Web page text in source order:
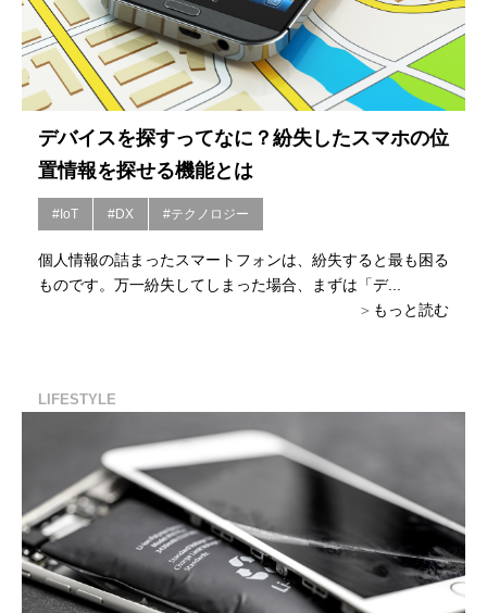
デバイスを探すってなに？紛失したスマホの位
置情報を探せる機能とは
#IoT #DX #テクノロジー
個人情報の詰まったスマートフォンは、紛失すると最も困る
ものです。万一紛失してしまった場合、まずは「デ...
もっと読む
LIFESTYLE